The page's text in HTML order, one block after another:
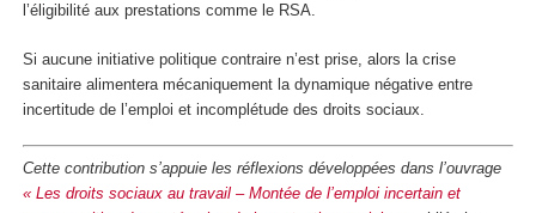
l’éligibilité aux prestations comme le RSA.
Si aucune initiative politique contraire n’est prise, alors la crise
sanitaire alimentera mécaniquement la dynamique négative entre
incertitude de l’emploi et incomplétude des droits sociaux.
Cette contribution s’appuie les réflexions développées dans l’ouvrage
« Les droits sociaux au travail – Montée de l’emploi incertain et